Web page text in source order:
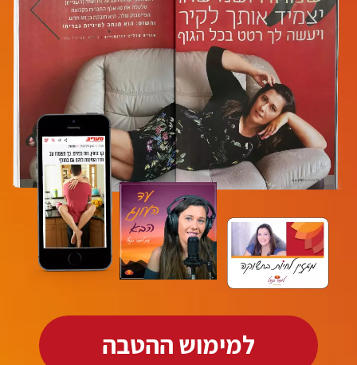
למימוש ההטבה